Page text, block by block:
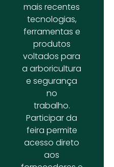
mais recentes
tecnologias,
ferramentas e
produtos
voltados para
a arboricultura
e segurança
no
trabalho.
Participar da
feira permite
acesso direto
aos